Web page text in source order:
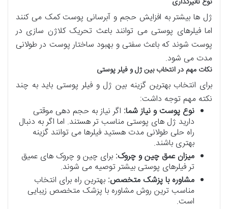
ژل ها بیشتر به افزایش حجم و آبرسانی پوست کمک می کنند
اما فیلرهای پوستی می توانند باعث تحریک کلاژن سازی در
پوست شوند که باعث سفتی و بهبود ساختار پوست در طولانی
مدت می شود.
نکات مهم در انتخاب بین ژل و فیلر پوستی
برای انتخاب بهترین گزینه بین ژل و فیلر پوستی باید به چند
نکته مهم توجه داشت:
نوع پوست و نیاز شما: اگر نیاز به حجم دهی موقتی
دارید ژل های پوستی مناسب تر هستند. اما اگر به دنبال
راه حلی طولانی مدت هستید فیلرها می توانند گزینه
بهتری باشند.
میزان عمق چین و چروک: برای چین و چروک های عمیق
تر فیلرهای پوستی بیشتر توصیه می شوند.
مشاوره با پزشک متخصص: بهترین راه برای انتخاب
مناسب ترین روش مشاوره با پزشک متخصص زیبایی
است.